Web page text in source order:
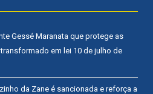
Gessé Maranata que protege as
em lei 10 de julho de
da Zane é sancionada e reforça a